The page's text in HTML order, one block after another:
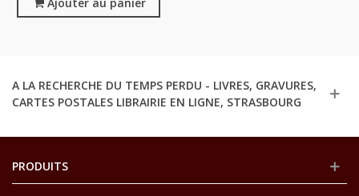
A LA RECHERCHE DU TEMPS PERDU - LIVRES, GRAVURES,
CARTES POSTALES LIBRAIRIE EN LIGNE, STRASBOURG
PRODUITS